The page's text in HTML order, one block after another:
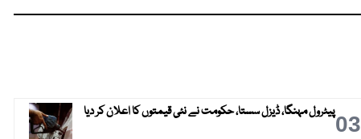
03پیٹرول مہنگا، ڈیزل سستا، حکومت نے نئی قیمتوں کا اعلان کر دیا